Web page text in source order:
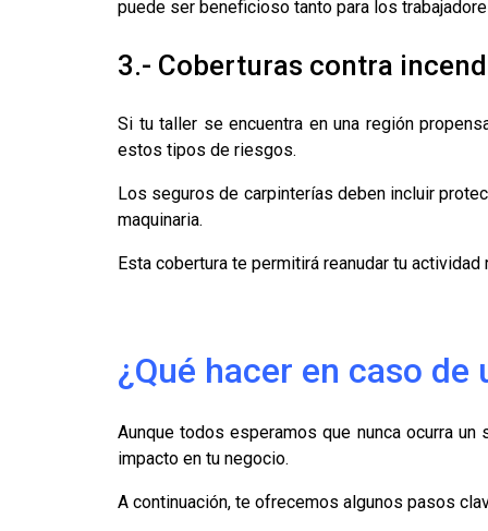
puede ser beneficioso tanto para los
3.- Coberturas contra
Si tu taller se encuentra en una región
estos tipos de riesgos.
Los seguros de carpinterías deben incluir
maquinaria.
Esta cobertura te permitirá reanudar tu
¿Qué hacer en caso
Aunque todos esperamos que nunca ocurra
impacto en tu negocio.
A continuación, te ofrecemos algunos pasos